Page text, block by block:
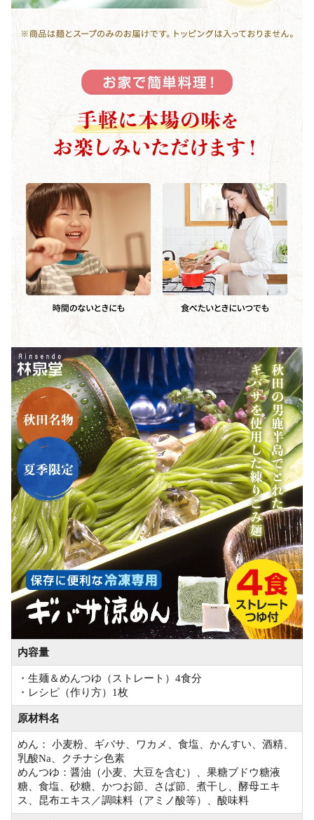
内容量
・生麺＆めんつゆ（ストレート）4食分
・レシピ（作り方）1枚
原材料名
めん： 小麦粉、ギバサ、ワカメ、食塩、かんすい、酒精、
乳酸Na、クチナシ色素
めんつゆ：醤油（小麦、大豆を含む）、果糖ブドウ糖液
糖、食塩、砂糖、かつお節、さば節、煮干し、酵母エキ
ス、昆布エキス／調味料（アミノ酸等）、酸味料